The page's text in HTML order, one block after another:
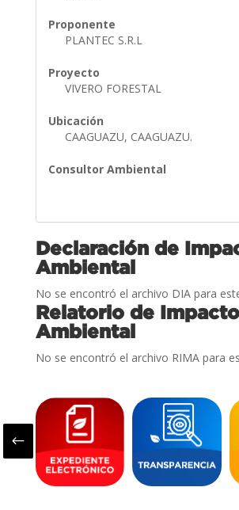
Proponente
PLANTEC S.R.L
Proyecto
VIVERO FORESTAL
Ubicación
CAAGUAZU, CAAGUAZU.
Consultor Ambiental
Declaración de
Ambiental
No se encontró el archivo DIA para
Relatorio de Impacto
Ambiental
No se encontró el archivo RIMA para
#